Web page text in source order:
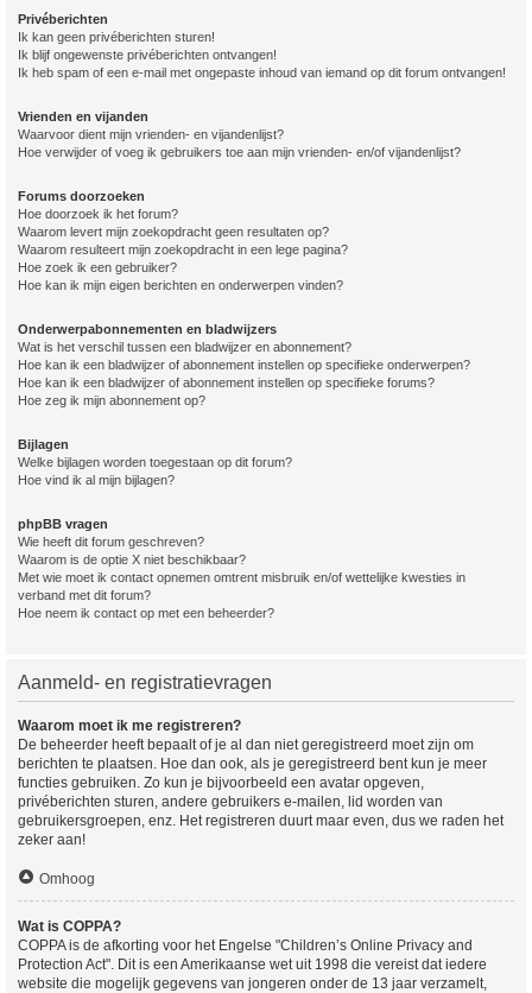
Privéberichten
Ik kan geen privéberichten sturen!
Ik blijf ongewenste privéberichten ontvangen!
Ik heb spam of een e-mail met ongepaste inhoud van iemand op dit forum ontvangen!
Vrienden en vijanden
Waarvoor dient mijn vrienden- en vijandenlijst?
Hoe verwijder of voeg ik gebruikers toe aan mijn vrienden- en/of vijandenlijst?
Forums doorzoeken
Hoe doorzoek ik het forum?
Waarom levert mijn zoekopdracht geen resultaten op?
Waarom resulteert mijn zoekopdracht in een lege pagina?
Hoe zoek ik een gebruiker?
Hoe kan ik mijn eigen berichten en onderwerpen vinden?
Onderwerpabonnementen en bladwijzers
Wat is het verschil tussen een bladwijzer en abonnement?
Hoe kan ik een bladwijzer of abonnement instellen op specifieke onderwerpen?
Hoe kan ik een bladwijzer of abonnement instellen op specifieke forums?
Hoe zeg ik mijn abonnement op?
Bijlagen
Welke bijlagen worden toegestaan op dit forum?
Hoe vind ik al mijn bijlagen?
phpBB vragen
Wie heeft dit forum geschreven?
Waarom is de optie X niet beschikbaar?
Met wie moet ik contact opnemen omtrent misbruik en/of wettelijke kwesties in
verband met dit forum?
Hoe neem ik contact op met een beheerder?
Aanmeld- en registratievragen
Waarom moet ik me registreren?
De beheerder heeft bepaalt of je al dan niet geregistreerd moet zijn om
berichten te plaatsen. Hoe dan ook, als je geregistreerd bent kun je meer
functies gebruiken. Zo kun je bijvoorbeeld een avatar opgeven,
privéberichten sturen, andere gebruikers e-mailen, lid worden van
gebruikersgroepen, enz. Het registreren duurt maar even, dus we raden het
zeker aan!
Omhoog
Wat is COPPA?
COPPA is de afkorting voor het Engelse "Children’s Online Privacy and
Protection Act". Dit is een Amerikaanse wet uit 1998 die vereist dat iedere
website die mogelijk gegevens van jongeren onder de 13 jaar verzamelt,